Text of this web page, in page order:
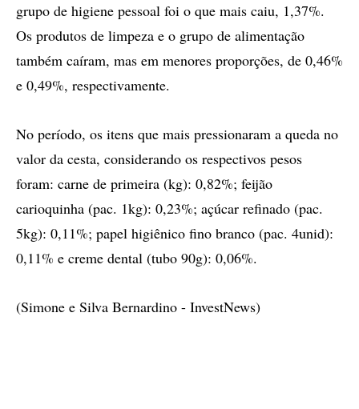
grupo de higiene pessoal foi o que mais caiu, 1,37%.
Os produtos de limpeza e o grupo de alimentação
também caíram, mas em menores proporções, de 0,46%
e 0,49%, respectivamente.
No período, os itens que mais pressionaram a queda no
valor da cesta, considerando os respectivos pesos
foram: carne de primeira (kg): 0,82%; feijão
carioquinha (pac. 1kg): 0,23%; açúcar refinado (pac.
5kg): 0,11%; papel higiênico fino branco (pac. 4unid):
0,11% e creme dental (tubo 90g): 0,06%.
(Simone e Silva Bernardino - InvestNews)